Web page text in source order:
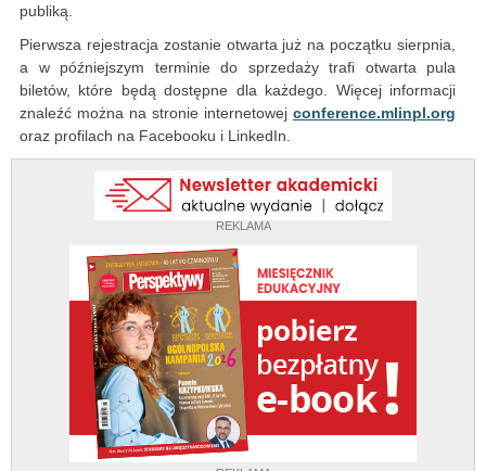
REKLAMA
publiką.
Pierwsza rejestracja zostanie otwarta już na początku sierpnia,
a w późniejszym terminie do sprzedaży trafi otwarta pula
biletów, które będą dostępne dla każdego. Więcej informacji
znaleźć można na stronie internetowej conference.mlinpl.org
oraz profilach na Facebooku i LinkedIn.